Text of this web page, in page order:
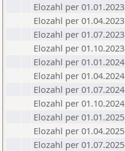
Elozahl per 01.01.2023
Elozahl per 01.04.2023
Elozahl per 01.07.2023
Elozahl per 01.10.2023
Elozahl per 01.01.2024
Elozahl per 01.04.2024
Elozahl per 01.07.2024
Elozahl per 01.10.2024
Elozahl per 01.01.2025
Elozahl per 01.04.2025
Elozahl per 01.07.2025